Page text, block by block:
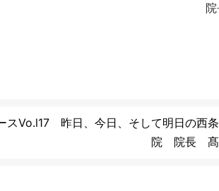
スVo.l17 昨日、今日、そして明日の西
院 院長 髙